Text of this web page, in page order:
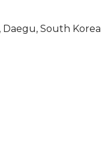
South Korea